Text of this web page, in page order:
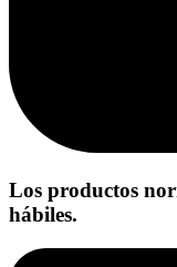
Los productos
hábiles.